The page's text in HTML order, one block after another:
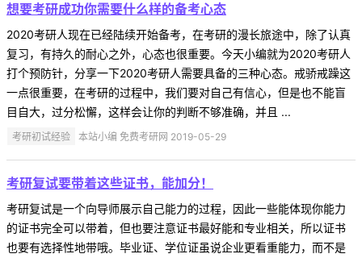
想要考研成功你需要什么样的备考心态
2020考研人现在已经陆续开始备考，在考研的漫长旅途中，除了认真
复习，有持久的耐心之外，心态也很重要。今天小编就为2020考研人
打个预防针，分享一下2020考研人需要具备的三种心态。戒骄戒躁这
一点很重要，在考研的过程中，我们要对自己有信心，但是也不能盲
目自大，过分松懈，这样会让你的判断不够准确，并且 ...
考研初试经验 本站小编 免费考研网 2019-05-29
考研复试要带着这些证书，能加分！
考研复试是一个向导师展示自己能力的过程，因此一些能体现你能力
的证书完全可以带着，但也要注意证书最好能和专业相关，所以证书
也要有选择性地带哦。毕业证、学位证虽说企业更看重能力，而不是